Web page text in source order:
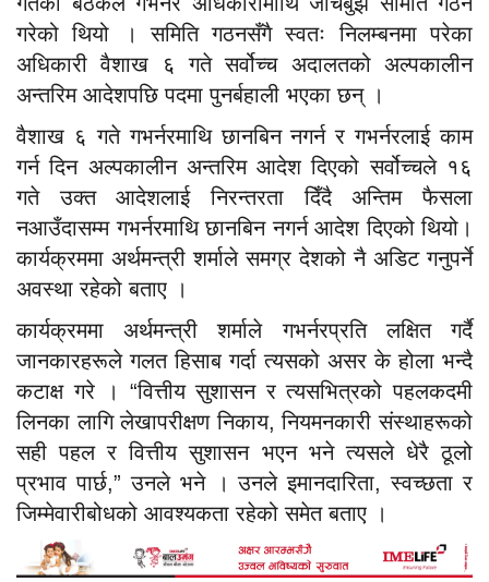
गरेको थियो । समिति गठनसँगै स्वतः निलम्बनमा परेका
अधिकारी वैशाख ६ गते सर्वोच्च अदालतको अल्पकालीन
अन्तरिम आदेशपछि पदमा पुनर्बहाली भएका छन् ।
वैशाख ६ गते गभर्नरमाथि छानबिन नगर्न र गभर्नरलाई काम
गर्न दिन अल्पकालीन अन्तरिम आदेश दिएको सर्वोच्चले १६
गते उक्त आदेशलाई निरन्तरता दिँदै अन्तिम फैसला
नआउँदासम्म गभर्नरमाथि छानबिन नगर्न आदेश दिएको थियो।
कार्यक्रममा अर्थमन्त्री शर्माले समग्र देशको नै अडिट गनुपर्ने
अवस्था रहेको बताए ।
कार्यक्रममा अर्थमन्त्री शर्माले गभर्नरप्रति लक्षित गर्दै
जानकारहरूले गलत हिसाब गर्दा त्यसको असर के होला भन्दै
कटाक्ष गरे । “वित्तीय सुशासन र त्यसभित्रको पहलकदमी
लिनका लागि लेखापरीक्षण निकाय, नियमनकारी संस्थाहरूको
सही पहल र वित्तीय सुशासन भएन भने त्यसले धेरै ठूलो
प्रभाव पार्छ,” उनले भने । उनले इमानदारिता, स्वच्छता र
जिम्मेवारीबोधको आवश्यकता रहेको समेत बताए ।